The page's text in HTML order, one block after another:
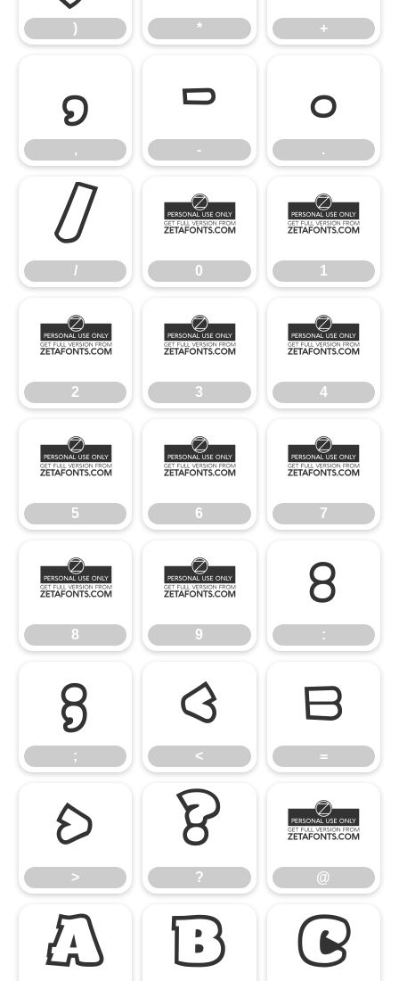
) * +
,
,
-
-
.
.
/
/
0
0
1
1
2
2
3
3
4
4
5
5
6
6
7
7
8
8
9
9
:
:
;
;
<
<
=
=
>
>
?
?
@
@
A B C